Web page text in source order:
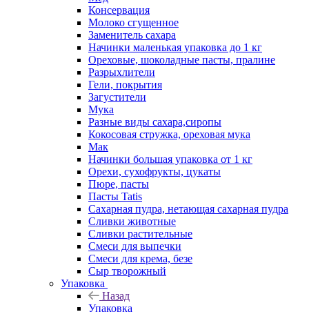
Консервация
Молоко сгущенное
Заменитель сахара
Начинки маленькая упаковка до 1 кг
Ореховые, шоколадные пасты, пралине
Разрыхлители
Гели, покрытия
Загустители
Мука
Разные виды сахара,сиропы
Кокосовая стружка, ореховая мука
Мак
Начинки большая упаковка от 1 кг
Орехи, сухофрукты, цукаты
Пюре, пасты
Пасты Tatis
Сахарная пудра, нетающая сахарная пудра
Сливки животные
Сливки растительные
Смеси для выпечки
Смеси для крема, безе
Сыр творожный
Упаковка
Назад
Упаковка